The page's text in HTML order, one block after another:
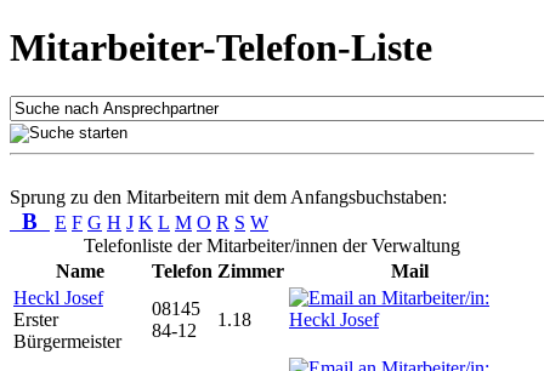
Mitarbeiter-Telefon-Liste
Sprung zu den Mitarbeitern mit dem Anfangsbuchstaben:
B E F G H J K L M O R S W
Telefonliste der Mitarbeiter/innen der Verwaltung
Name
Telefon Zimmer
Mail
Heckl Josef
Erster
Bürgermeister
08145
84-12
1.18